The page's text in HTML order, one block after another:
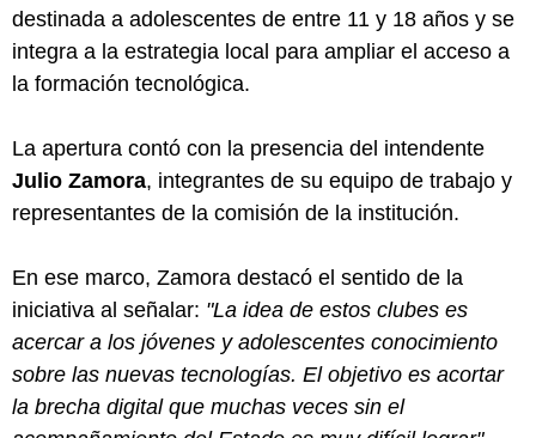
destinada a adolescentes de entre 11 y 18 años y se
integra a la estrategia local para ampliar el acceso a
la formación tecnológica.
La apertura contó con la presencia del intendente
Julio Zamora, integrantes de su equipo de trabajo y
representantes de la comisión de la institución.
En ese marco, Zamora destacó el sentido de la
iniciativa al señalar: "La idea de estos clubes es
acercar a los jóvenes y adolescentes conocimiento
sobre las nuevas tecnologías. El objetivo es acortar
la brecha digital que muchas veces sin el